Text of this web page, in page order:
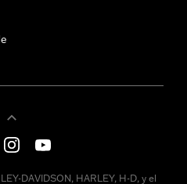
DAVIDSON, HARLEY, H-D, y el